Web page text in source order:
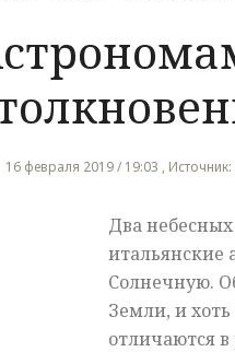
16 февраля 2019 / 19:03 ,
Два
итальянские
Солнечную.
Земли, и
отличаются в